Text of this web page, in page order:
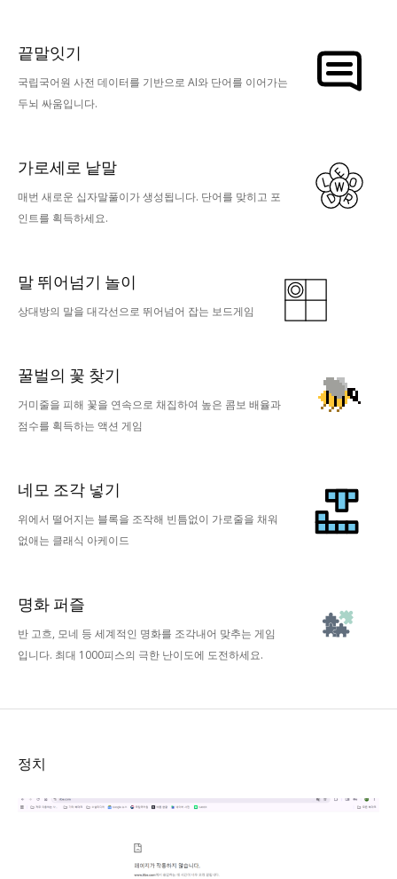
끝말잇기
국립국어원 사전 데이터를 기반으로 AI와 단어를 이어가는
두뇌 싸움입니다.
가로세로 낱말
매번 새로운 십자말풀이가 생성됩니다. 단어를 맞히고 포
인트를 획득하세요.
말 뛰어넘기 놀이
상대방의 말을 대각선으로 뛰어넘어 잡는 보드게임
꿀벌의 꽃 찾기
거미줄을 피해 꽃을 연속으로 채집하여 높은 콤보 배율과
점수를 획득하는 액션 게임
네모 조각 넣기
위에서 떨어지는 블록을 조작해 빈틈없이 가로줄을 채워
없애는 클래식 아케이드
명화 퍼즐
반 고흐, 모네 등 세계적인 명화를 조각내어 맞추는 게임
입니다. 최대 1000피스의 극한 난이도에 도전하세요.
정치